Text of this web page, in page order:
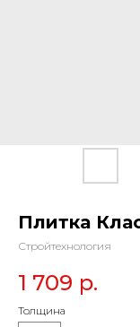
Плитка
Стройтехнология
1 709 р.
Толщина